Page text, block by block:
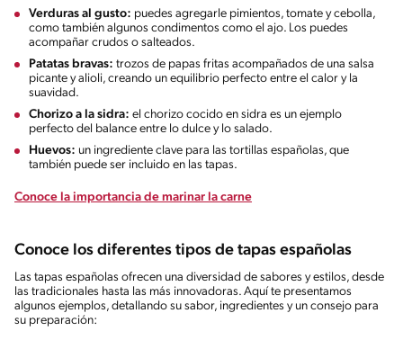
Verduras al gusto: puedes agregarle pimientos, tomate y cebolla,
como también algunos condimentos como el ajo. Los puedes
acompañar crudos o salteados.
Patatas bravas: trozos de papas fritas acompañados de una salsa
picante y alioli, creando un equilibrio perfecto entre el calor y la
suavidad.
Chorizo a la sidra: el chorizo cocido en sidra es un ejemplo
perfecto del balance entre lo dulce y lo salado.
Huevos: un ingrediente clave para las tortillas españolas, que
también puede ser incluido en las tapas.
Conoce la importancia de marinar la carne
Conoce los diferentes tipos de tapas españolas
Las tapas españolas ofrecen una diversidad de sabores y estilos, desde
las tradicionales hasta las más innovadoras. Aquí te presentamos
algunos ejemplos, detallando su sabor, ingredientes y un consejo para
su preparación: